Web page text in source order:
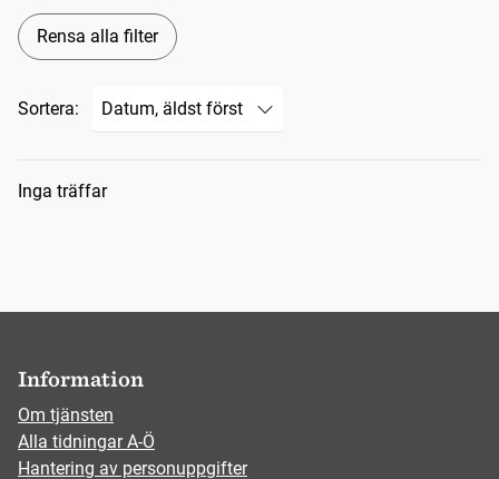
Rensa alla filter
Sortera:
Sökresultat
Inga träffar
Information
Om tjänsten
Alla tidningar A-Ö
Hantering av personuppgifter